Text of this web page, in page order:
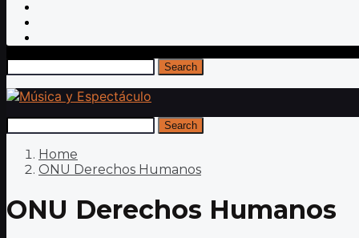
Search
Search
Home
ONU Derechos Humanos
ONU Derechos Humanos